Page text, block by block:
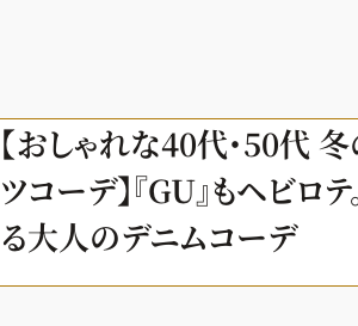
8月の毎日コーデ
50代なに着てる？
ファッション特集
ヘアスタイル・ヘアケア
エイジングケア
メイク
50代ベストコスメ
ヘルスケア
ヘルスケアTOPICS
更年期
ストレッチ・エクササイズ
ライフスタイル
車・家電
エクラ 華組
【おしゃれな40代・50代
ツコーデ】『GU』もヘビロ
る大人のデニムコーデ